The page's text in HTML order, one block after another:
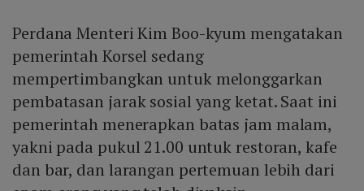
Perdana Menteri Kim Boo-kyum mengatakan
pemerintah Korsel sedang
mempertimbangkan untuk melonggarkan
pembatasan jarak sosial yang ketat. Saat ini
pemerintah menerapkan batas jam malam,
yakni pada pukul 21.00 untuk restoran, kafe
dan bar, dan larangan pertemuan lebih dari